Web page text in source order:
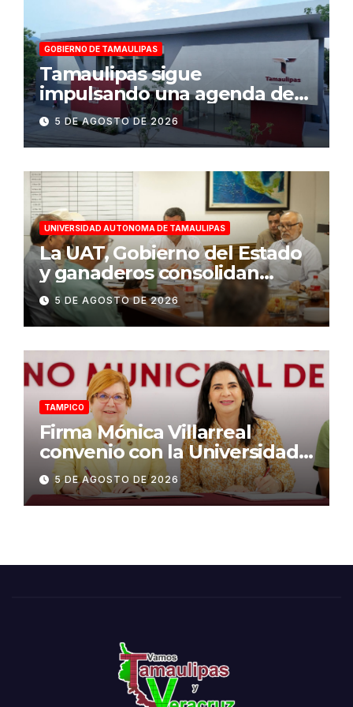
GOBIERNO DE TAMAULIPAS
Tamaulipas sigue
impulsando una agenda de
infraestructura con sentido
humanista
5 DE AGOSTO DE 2026
UNIVERSIDAD AUTONOMA DE TAMAULIPAS
La UAT, Gobierno del Estado
y ganaderos consolidan
proyecto “Carne Tam”
5 DE AGOSTO DE 2026
TAMPICO
Firma Mónica Villarreal
convenio con la Universidad
Tecnológica de Altamira para
impulsar la innovación
turística mediante TampIA
5 DE AGOSTO DE 2026